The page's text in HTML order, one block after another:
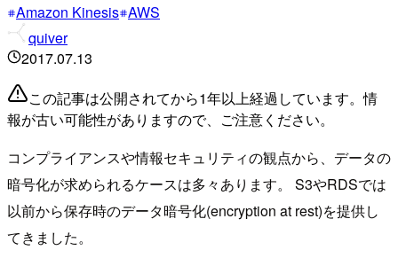
Amazon Kinesis AWS
quiver
2017.07.13
この記事は公開されてから1年以上経過しています。情
報が古い可能性がありますので、ご注意ください。
コンプライアンスや情報セキュリティの観点から、データの
暗号化が求められるケースは多々あります。 S3やRDSでは
以前から保存時のデータ暗号化(encryption at rest)を提供し
てきました。